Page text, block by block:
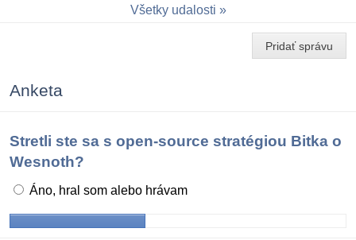
Všetky udalosti
Pridať správu
Anketa
Stretli ste sa s open-source stratégiou Bitka o
Wesnoth?
Áno, hral som alebo hrávam